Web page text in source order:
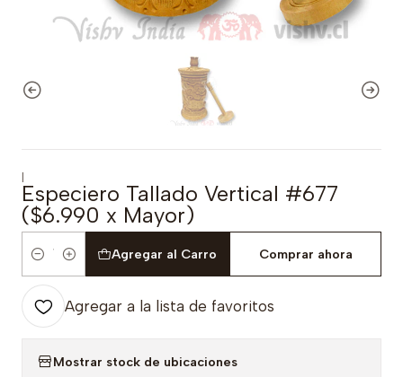
|
Especiero Tallado Vertical #677
($6.990 x Mayor)
Cantidad
Agregar al Carro Comprar ahora
Agregar a la lista de favoritos
Mostrar stock de ubicaciones